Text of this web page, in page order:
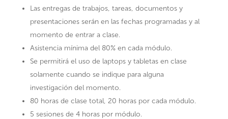
Las entregas de trabajos, tareas, documentos y
presentaciones serán en las fechas programadas y al
momento de entrar a clase.
Asistencia mínima del 80% en cada módulo.
Se permitirá el uso de laptops y tabletas en clase
solamente cuando se indique para alguna
investigación del momento.
80 horas de clase total, 20 horas por cada módulo.
5 sesiones de 4 horas por módulo.